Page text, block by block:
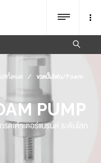
ทั้งหมด /
ขวดปั๊มโฟม/Foam
PUMP
ดเค้าเตอร์แบรนด์ ระดับโลก